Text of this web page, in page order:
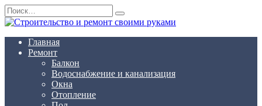
Перейти
к
содержанию
Search
for:
Главная
Ремонт
Балкон
Водоснабжение и канализация
Окна
Отопление